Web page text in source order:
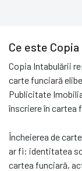
Ce este
Copia Intabulării
carte funciară
Publicitate
înscriere în cartea
Încheierea de
ar fi: identitatea
cartea funciară,